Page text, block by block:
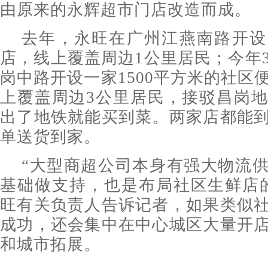
由原来的永辉超市门店改造而成。
去年，永旺在广州江燕南路开
店，线上覆盖周边1公里居民；今
岗中路开设一家1500平方米的社区
上覆盖周边3公里居民，接驳昌岗
出了地铁就能买到菜。两家店都能
单送货到家。
“大型商超公司本身有强大物流
基础做支持，也是布局社区生鲜店
旺有关负责人告诉记者，如果类似
成功，还会集中在中心城区大量开
和城市拓展。